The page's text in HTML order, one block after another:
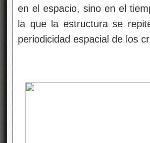
en el espacio, sino en el
la que la estructura se
periodicidad espacial de los